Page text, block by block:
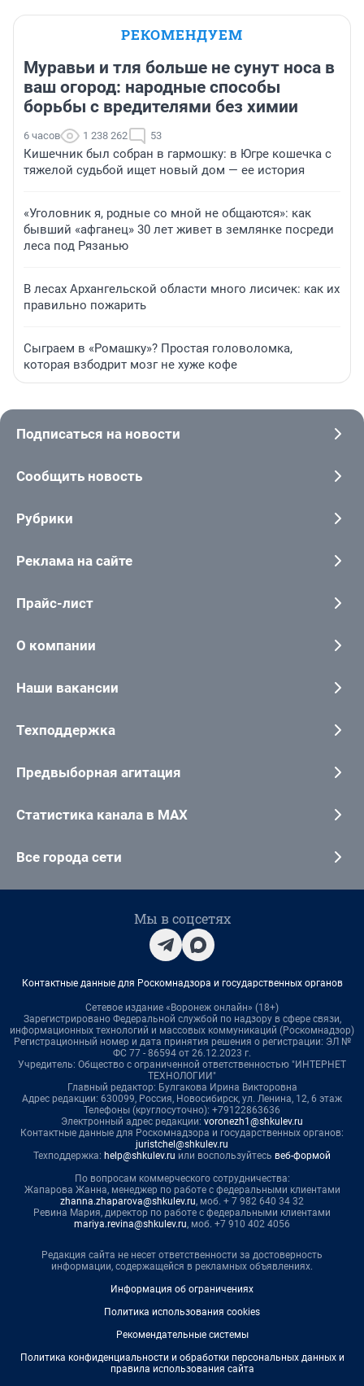
РЕКОМЕНДУЕМ
Муравьи и тля больше не сунут носа в
ваш огород: народные способы
борьбы с вредителями без химии
6 часов 1 238 262 53
Кишечник был собран в гармошку: в Югре кошечка с
тяжелой судьбой ищет новый дом — ее история
«Уголовник я, родные со мной не общаются»: как
бывший «афганец» 30 лет живет в землянке посреди
леса под Рязанью
В лесах Архангельской области много лисичек: как их
правильно пожарить
Сыграем в «Ромашку»? Простая головоломка,
которая взбодрит мозг не хуже кофе
Подписаться на новости
Сообщить новость
Рубрики
Реклама на сайте
Прайс-лист
О компании
Наши вакансии
Техподдержка
Предвыборная агитация
Статистика канала в MAX
Все города сети
Мы в соцсетях
Контактные данные для Роскомнадзора и государственных органов
Сетевое издание «Воронеж онлайн» (18+)
Зарегистрировано Федеральной службой по надзору в сфере связи,
информационных технологий и массовых коммуникаций (Роскомнадзор)
Регистрационный номер и дата принятия решения о регистрации: ЭЛ №
ФС 77 - 86594 от 26.12.2023 г.
Учредитель: Общество с ограниченной ответственностью "ИНТЕРНЕТ
ТЕХНОЛОГИИ"
Главный редактор: Булгакова Ирина Викторовна
Адрес редакции: 630099, Россия, Новосибирск, ул. Ленина, 12, 6 этаж
Телефоны (круглосуточно): +79122863636
Электронный адрес редакции: voronezh1@shkulev.ru
Контактные данные для Роскомнадзора и государственных органов:
juristchel@shkulev.ru
Техподдержка: help@shkulev.ru или воспользуйтесь веб-формой
По вопросам коммерческого сотрудничества:
Жапарова Жанна, менеджер по работе с федеральными клиентами
zhanna.zhaparova@shkulev.ru, моб. + 7 982 640 34 32
Ревина Мария, директор по работе с федеральными клиентами
mariya.revina@shkulev.ru, моб. +7 910 402 4056
Редакция сайта не несет ответственности за достоверность
информации, содержащейся в рекламных объявлениях.
Информация об ограничениях
Политика использования cookies
Рекомендательные системы
Политика конфиденциальности и обработки персональных данных и
правила использования сайта